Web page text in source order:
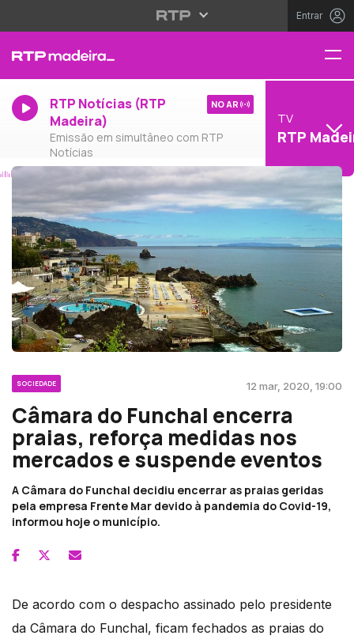
Entrar
RTP Notícias (RTP
Madeira)
Emissão em simultâneo com RTP
Notícias
NO AR
TV
RTP
SOCIEDADE 12 mar, 2020, 19:00
Câmara do Funchal encerra
praias, reforça medidas nos
mercados e suspende eventos
A Câmara do Funchal decidiu encerrar as praias geridas
pela empresa Frente Mar devido à pandemia do Covid-19,
informou hoje o município.
De acordo com o despacho assinado pelo presidente
da Câmara do Funchal, ficam fechados as praias do